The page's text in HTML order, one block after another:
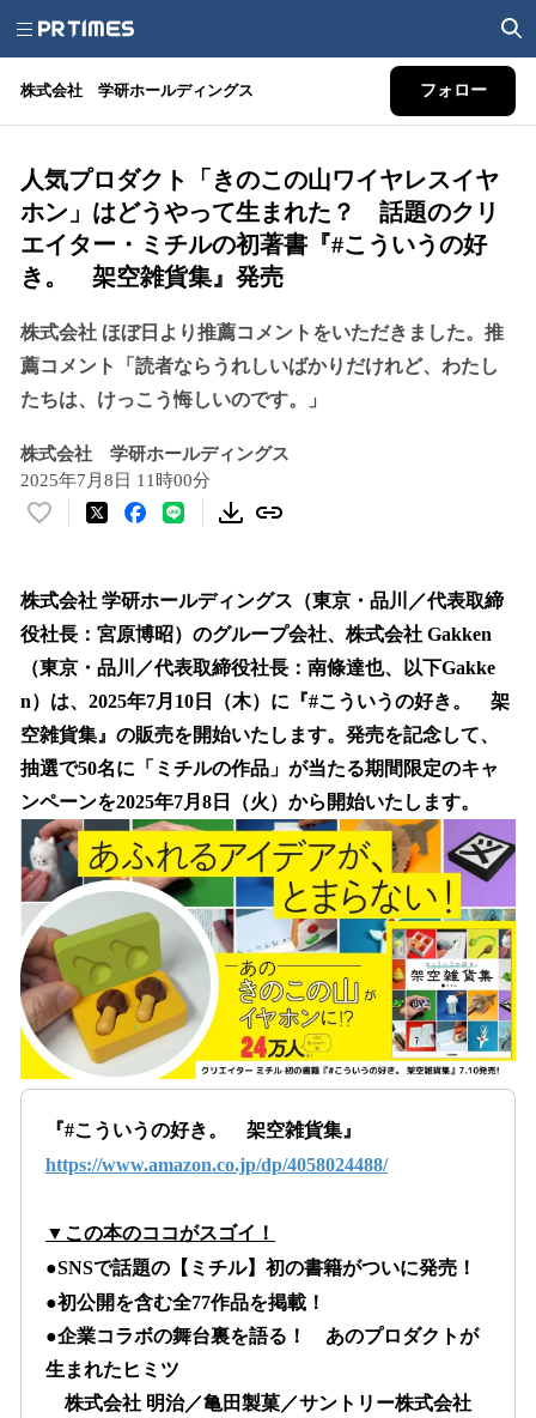
株式会社 学研ホールディングス フォロー
人気プロダクト「きのこの山ワイヤレスイヤ
ホン」はどうやって生まれた？ 話題のクリ
エイター・ミチルの初著書『#こういうの好
き。 架空雑貨集』発売
株式会社 ほぼ日より推薦コメントをいただきました。推
薦コメント「読者ならうれしいばかりだけれど、わたし
たちは、けっこう悔しいのです。」
株式会社 学研ホールディングス
2025年7月8日 11時00分
い
！
数
を
読
み
込
み
中
で
す
株式会社 学研ホールディングス（東京・品川／代表取締
役社長：宮原博昭）のグループ会社、株式会社 Gakken
（東京・品川／代表取締役社長：南條達也、以下Gakke
n）は、2025年7月10日（木）に『#こういうの好き。 架
空雑貨集』の販売を開始いたします。発売を記念して、
抽選で50名に「ミチルの作品」が当たる期間限定のキャ
ンペーンを2025年7月8日（火）から開始いたします。
『#こういうの好き。 架空雑貨集』
https://www.amazon.co.jp/dp/4058024488/
▼この本のココがスゴイ！
●SNSで話題の【ミチル】初の書籍がついに発売！
●初公開を含む全77作品を掲載！
●企業コラボの舞台裏を語る！ あのプロダクトが
生まれたヒミツ
株式会社 明治／亀田製菓／サントリー株式会社